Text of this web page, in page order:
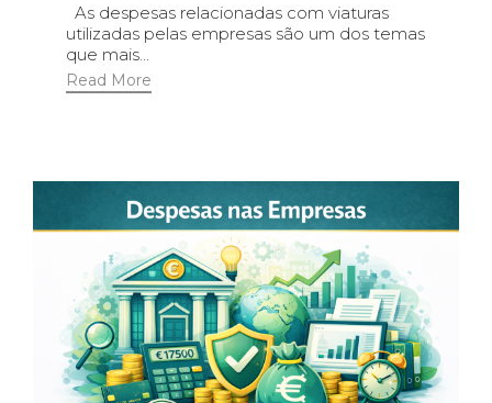
As despesas relacionadas com viaturas
utilizadas pelas empresas são um dos temas
que mais...
Read More